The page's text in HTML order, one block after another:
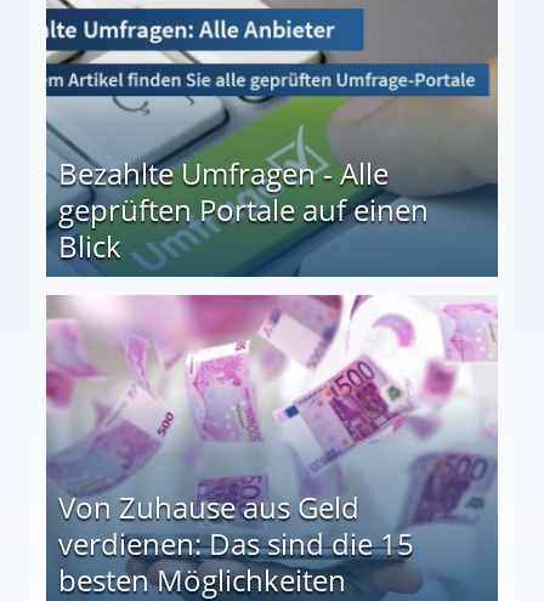
Bezahlte Umfragen - Alle
geprüften Portale auf einen
Blick
auf einen Blick
Von Zuhause aus Geld
verdienen: Das sind die 15
besten Möglichkeiten